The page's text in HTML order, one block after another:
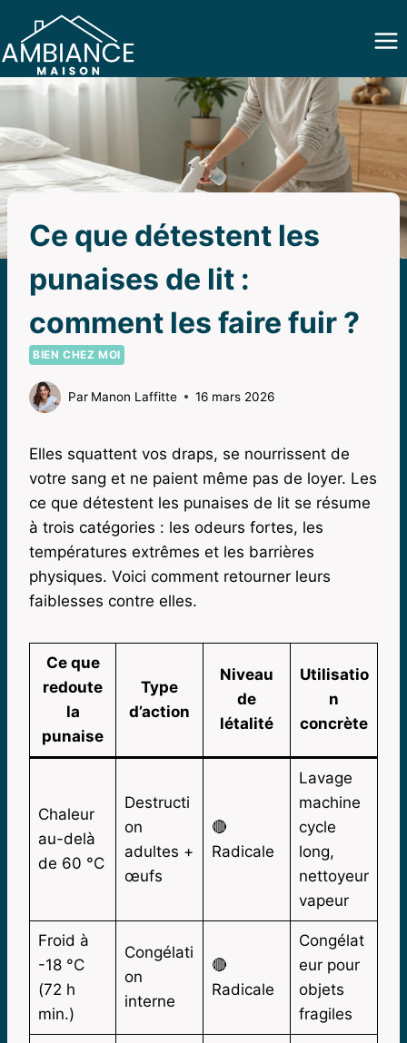
contenu
Ce que détestent les
punaises de lit :
comment les faire fuir ?
BIEN CHEZ MOI
Par Manon Laffitte 16 mars 2026
Elles squattent vos draps, se nourrissent de
votre sang et ne paient même pas de loyer. Les
ce que détestent les punaises de lit se résume
à trois catégories : les odeurs fortes, les
températures extrêmes et les barrières
physiques. Voici comment retourner leurs
faiblesses contre elles.
Ce que
redoute
la
punaise
Type
d’action
Niveau
de
létalité
Utilisatio
n
concrète
Chaleur
au-delà
de 60 °C
Destructi
on
adultes +
œufs
🔴
Radicale
Lavage
machine
cycle
long,
nettoyeur
vapeur
Froid à
-18 °C
(72 h
min.)
Congélati
on
interne
🔴
Radicale
Congélat
eur pour
objets
fragiles